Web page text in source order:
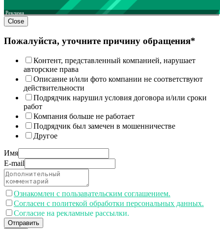
Реклама
Close
Пожалуйста, уточните причину обращения*
Контент, представленный компанией, нарушает
авторские права
Описание и/или фото компании не соответствуют
действительности
Подрядчик нарушил условия договора и/или сроки
работ
Компания больше не работает
Подрядчик был замечен в мошенничестве
Другое
Имя
E-mail
Ознакомлен с пользавательским соглашением.
Согласен с политекой обработки персональных данных.
Согласие на рекламные рассылки.
Отправить